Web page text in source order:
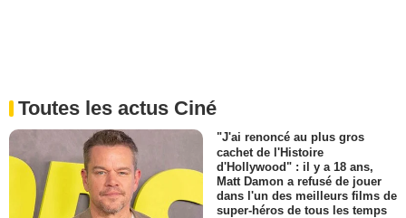
Toutes les actus Ciné
"J'ai renoncé au plus gros
cachet de l'Histoire
d'Hollywood" : il y a 18 ans,
Matt Damon a refusé de jouer
dans l'un des meilleurs films de
super-héros de tous les temps